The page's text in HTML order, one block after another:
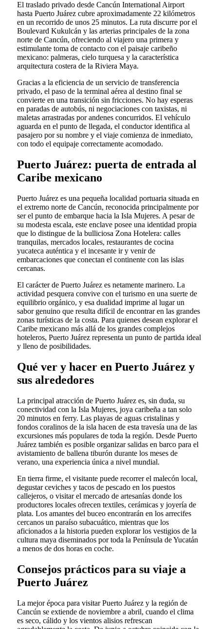
El traslado privado desde Cancún International Airport
hasta Puerto Juárez cubre aproximadamente 22 kilómetros
en un recorrido de unos 25 minutos. La ruta discurre por el
Boulevard Kukulcán y las arterias principales de la zona
norte de Cancún, ofreciendo al viajero una primera y
estimulante toma de contacto con el paisaje caribeño
mexicano: palmeras, cielo turquesa y la característica
arquitectura costera de la Riviera Maya.
Gracias a la eficiencia de un servicio de transferencia
privado, el paso de la terminal aérea al destino final se
convierte en una transición sin fricciones. No hay esperas
en paradas de autobús, ni negociaciones con taxistas, ni
maletas arrastradas por andenes concurridos. El vehículo
aguarda en el punto de llegada, el conductor identifica al
pasajero por su nombre y el viaje comienza de inmediato,
con todo el equipaje correctamente acomodado.
Puerto Juárez: puerta de entrada al
Caribe mexicano
Puerto Juárez es una pequeña localidad portuaria situada en
el extremo norte de Cancún, reconocida principalmente por
ser el punto de embarque hacia la Isla Mujeres. A pesar de
su modesta escala, este enclave posee una identidad propia
que lo distingue de la bulliciosa Zona Hotelera: calles
tranquilas, mercados locales, restaurantes de cocina
yucateca auténtica y el incesante ir y venir de
embarcaciones que conectan el continente con las islas
cercanas.
El carácter de Puerto Juárez es netamente marinero. La
actividad pesquera convive con el turismo en una suerte de
equilibrio orgánico, y esa dualidad imprime al lugar un
sabor genuino que resulta difícil de encontrar en las grandes
zonas turísticas de la costa. Para quienes desean explorar el
Caribe mexicano más allá de los grandes complejos
hoteleros, Puerto Juárez representa un punto de partida ideal
y lleno de posibilidades.
Qué ver y hacer en Puerto Juárez y
sus alrededores
La principal atracción de Puerto Juárez es, sin duda, su
conectividad con la Isla Mujeres, joya caribeña a tan solo
20 minutos en ferry. Las playas de aguas cristalinas y
fondos coralinos de la isla hacen de esta travesía una de las
excursiones más populares de toda la región. Desde Puerto
Juárez también es posible organizar salidas en barco para el
avistamiento de ballena tiburón durante los meses de
verano, una experiencia única a nivel mundial.
En tierra firme, el visitante puede recorrer el malecón local,
degustar ceviches y tacos de pescado en los puestos
callejeros, o visitar el mercado de artesanías donde los
productores locales ofrecen textiles, cerámicas y joyería de
plata. Los amantes del buceo encontrarán en los arrecifes
cercanos un paraíso subacuático, mientras que los
aficionados a la historia pueden explorar los vestigios de la
cultura maya diseminados por toda la Península de Yucatán
a menos de dos horas en coche.
Consejos prácticos para su viaje a
Puerto Juárez
La mejor época para visitar Puerto Juárez y la región de
Cancún se extiende de noviembre a abril, cuando el clima
es seco, cálido y los vientos alisios refrescan